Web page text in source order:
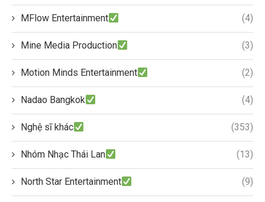
MFlow Entertainment (4)
Mine Media Production (3)
Motion Minds Entertainment (2)
Nadao Bangkok (4)
Nghệ sĩ khác (353)
Nhóm Nhạc Thái Lan (13)
North Star Entertainment (9)